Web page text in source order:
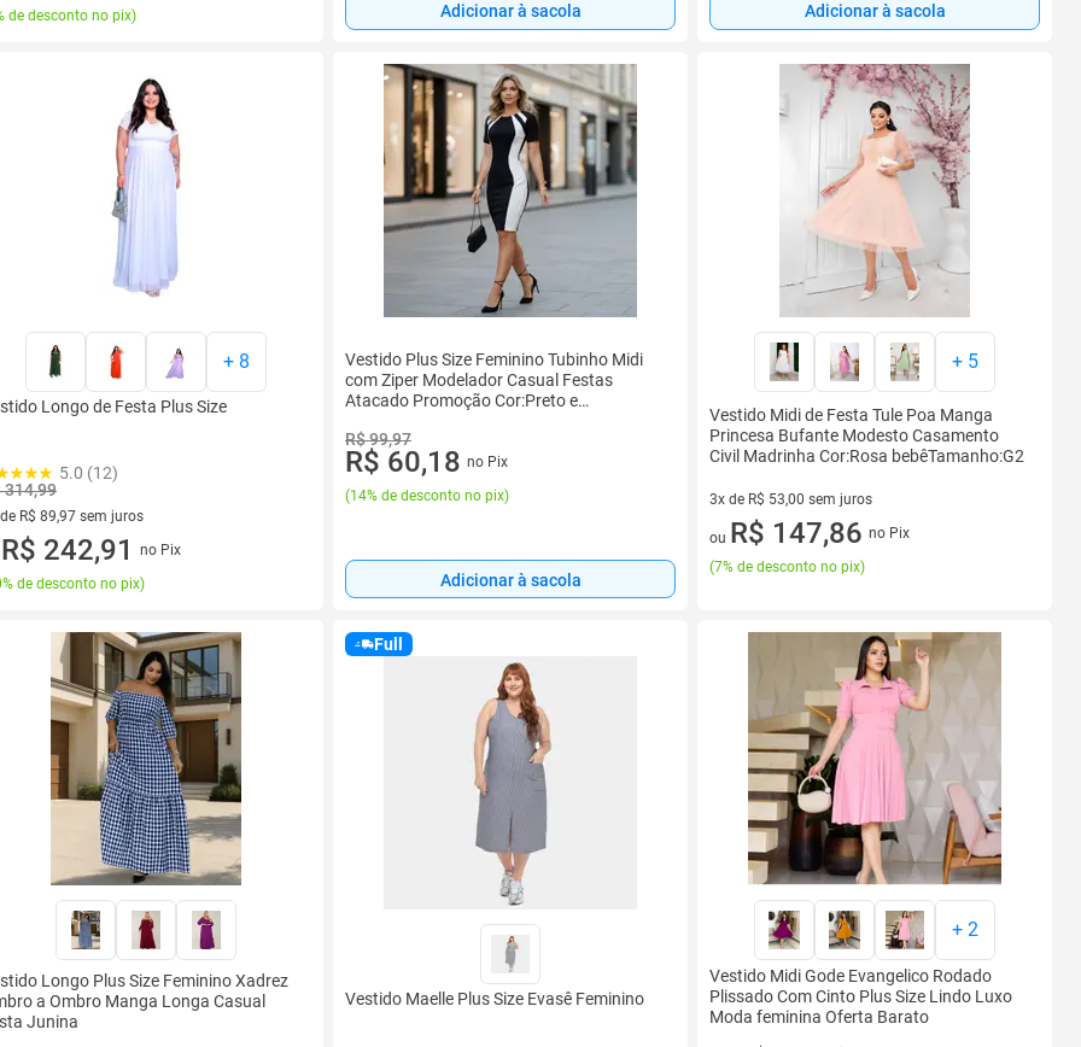
de desconto no pix) Adicionar à sacola Adicionar à sacola
+ 8
Longo de Festa Plus Size
5.0 (12)
314,99
R$ 89,97 sem juros
de R$ 89,97 sem juros
R$ 242,91
no Pix
de desconto no pix)
Vestido Plus Size Feminino Tubinho Midi
com Ziper Modelador Casual Festas
Atacado Promoção Cor:Preto e
R$ 99,97
R$ 60,18 no Pix
(14% de desconto no pix)
Adicionar à sacola
+ 5
Vestido Midi de Festa Tule Poa Manga
Princesa Bufante Modesto Casamento
Civil Madrinha Cor:Rosa bebêTamanho:G2
3x de R$ 53,00 sem juros
3 vez de R$ 53,00 sem juros
ou R$ 147,86 no Pix
(7% de desconto no pix)
Longo Plus Size Feminino Xadrez
a Ombro Manga Longa Casual
Junina
Full
Vestido Maelle Plus Size Evasê Feminino
+ 2
Vestido Midi Gode Evangelico Rodado
Plissado Com Cinto Plus Size Lindo Luxo
Moda feminina Oferta Barato